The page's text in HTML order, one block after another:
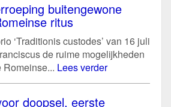
buitengewone
ritus
‘Traditionis custodes’ van 16 juli
de ruime mogelijkheden
Romeinse... Lees verder
doopsel, eerste